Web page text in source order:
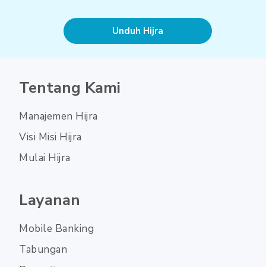
Unduh Hijra
Tentang Kami
Manajemen Hijra
Visi Misi Hijra
Mulai Hijra
Layanan
Mobile Banking
Tabungan